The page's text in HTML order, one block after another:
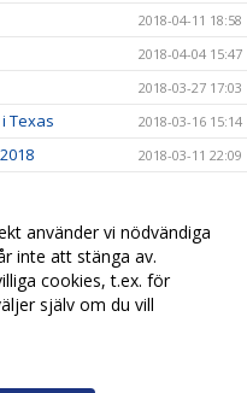
2018-04-11 18:58
2018-04-04 15:47
2018-03-27 17:03
Texas 2018-03-16 15:14
2018-03-11 22:09
2018-03-08 11:19
2018-03-06 16:46
2018-02-01 11:59
använder vi nödvändiga
inte att stänga av.
cookies, t.ex. för
själv om du vill